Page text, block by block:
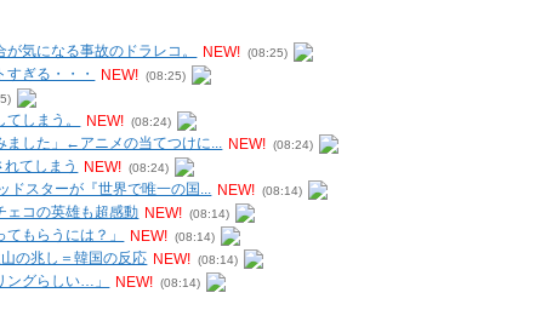
気になる事故のドラレコ。
NEW! (08:25)
ぎる・・・ NEW! (08:25)
しまう。 NEW! (08:24)
ました」←アニメの当てつけに... NEW! (08:24)
てしまう NEW! (08:24)
ドスターが『世界で唯一の国... NEW! (08:14)
ェコの英雄も超感動 NEW! (08:14)
もらうには？」 NEW! (08:14)
の兆し＝韓国の反応 NEW! (08:14)
ングらしい…」 NEW! (08:14)